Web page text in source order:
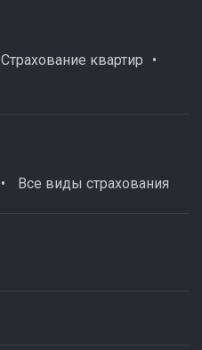
Страхование квартир
Все виды страхования